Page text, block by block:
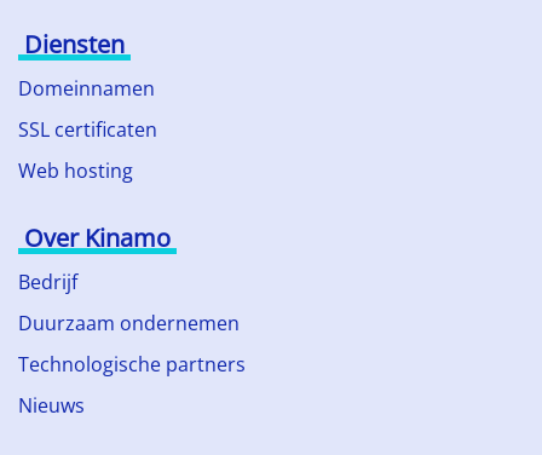
Diensten
Domeinnamen
SSL certificaten
Web hosting
Over Kinamo
Bedrijf
Duurzaam ondernemen
Technologische partners
Nieuws